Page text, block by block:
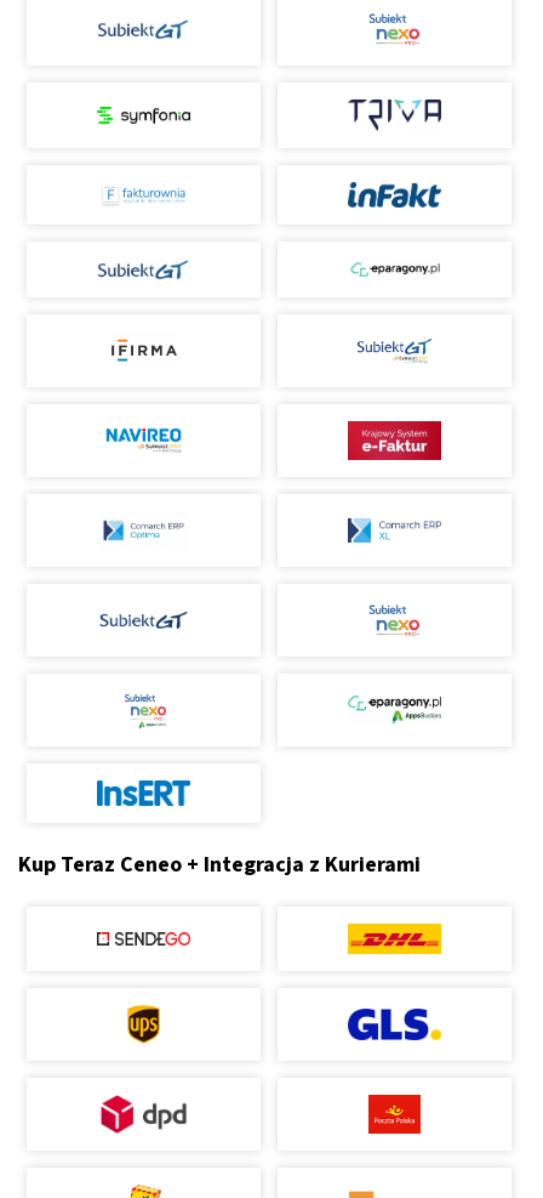
Kup Teraz Ceneo + Integracja z Kurierami